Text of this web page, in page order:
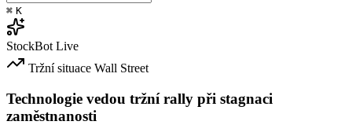
⌘ K
StockBot Live
Tržní situace Wall Street
Technologie vedou tržní rally při stagnaci
zaměstnanosti